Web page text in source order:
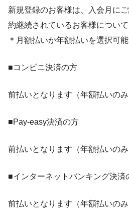
新規登録のお客様は、入会月に
約継続されているお客様につい
＊月額払いか年額払いを選択可能
■コンビニ決済の方
前払いとなります（年額払いのみ
■Pay-easy決済の方
前払いとなります（年額払いのみ
■インターネットバンキング決済
前払いとなります（年額払いのみ